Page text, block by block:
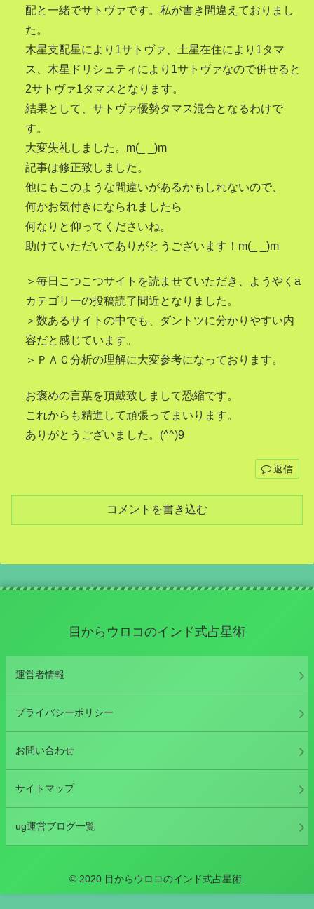
配と一緒でサトヴァです。私が書き間違えておりまし
た。
木星支配星により1サトヴァ、土星在住により1タマ
ス、木星ドリシュティにより1サトヴァなので併せると
2サトヴァ1タマスとなります。
結果として、サトヴァ優勢タマス混合となるわけで
す。
大変失礼しました。m(_ _)m
記事は修正致しました。
他にもこのような間違いがあるかもしれないので、
何かお気付きになられましたら
何なりと仰ってくださいね。
助けていただいてありがとうございます！m(_ _)m
＞毎日こつこつサイトを読ませていただき、ようやくa
カテゴリーの投稿読了間近となりました。
＞数あるサイトの中でも、ダントツに分かりやすい内
容だと感じています。
＞ＰＡＣ分析の理解に大変参考になっております。
お褒めの言葉を頂戴致しまして恐縮です。
これからも精進して頑張ってまいります。
ありがとうございました。(^^)9
返信
コメントを書き込む
目からウロコのインド式占星術
運営者情報
プライバシーポリシー
お問い合わせ
サイトマップ
ug運営ブログ一覧
© 2020 目からウロコのインド式占星術.